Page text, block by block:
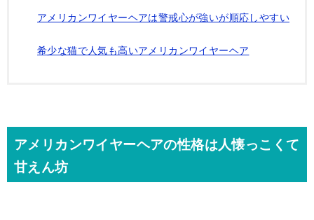
アメリカンワイヤーヘアは警戒心が強いが順応しやすい
希少な猫で人気も高いアメリカンワイヤーヘア
アメリカンワイヤーヘアの性格は人懐っこくて
甘えん坊